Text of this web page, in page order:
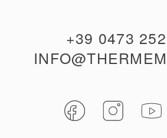
+39 0473